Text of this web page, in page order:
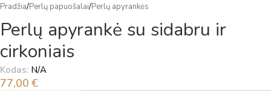
Pradžia/Perlų papuošalai/Perlų apyrankės
Perlų apyrankė su sidabru ir
cirkoniais
Kodas: N/A
77,00 €